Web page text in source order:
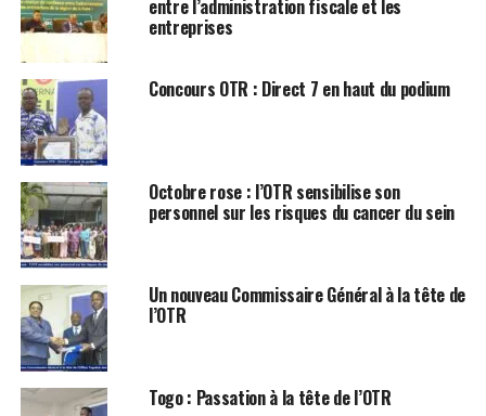
entre l’administration fiscale et les
entreprises
Concours OTR : Direct 7 en haut du podium
Octobre rose : l’OTR sensibilise son
personnel sur les risques du cancer du sein
Un nouveau Commissaire Général à la tête de
l’OTR
Togo : Passation à la tête de l’OTR